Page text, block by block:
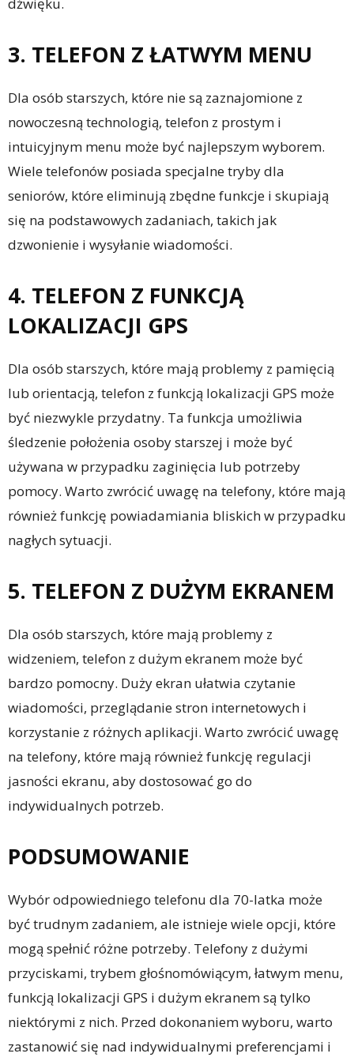
dźwięku.
3. TELEFON Z ŁATWYM MENU
Dla osób starszych, które nie są zaznajomione z
nowoczesną technologią, telefon z prostym i
intuicyjnym menu może być najlepszym wyborem.
Wiele telefonów posiada specjalne tryby dla
seniorów, które eliminują zbędne funkcje i skupiają
się na podstawowych zadaniach, takich jak
dzwonienie i wysyłanie wiadomości.
4. TELEFON Z FUNKCJĄ
LOKALIZACJI GPS
Dla osób starszych, które mają problemy z pamięcią
lub orientacją, telefon z funkcją lokalizacji GPS może
być niezwykle przydatny. Ta funkcja umożliwia
śledzenie położenia osoby starszej i może być
używana w przypadku zaginięcia lub potrzeby
pomocy. Warto zwrócić uwagę na telefony, które mają
również funkcję powiadamiania bliskich w przypadku
nagłych sytuacji.
5. TELEFON Z DUŻYM EKRANEM
Dla osób starszych, które mają problemy z
widzeniem, telefon z dużym ekranem może być
bardzo pomocny. Duży ekran ułatwia czytanie
wiadomości, przeglądanie stron internetowych i
korzystanie z różnych aplikacji. Warto zwrócić uwagę
na telefony, które mają również funkcję regulacji
jasności ekranu, aby dostosować go do
indywidualnych potrzeb.
PODSUMOWANIE
Wybór odpowiedniego telefonu dla 70-latka może
być trudnym zadaniem, ale istnieje wiele opcji, które
mogą spełnić różne potrzeby. Telefony z dużymi
przyciskami, trybem głośnomówiącym, łatwym menu,
funkcją lokalizacji GPS i dużym ekranem są tylko
niektórymi z nich. Przed dokonaniem wyboru, warto
zastanowić się nad indywidualnymi preferencjami i